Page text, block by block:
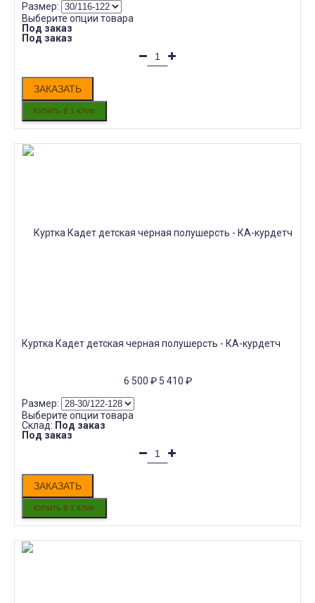
Размер:
Выберите опции товара
Под заказ
Под заказ
ЗАКАЗАТЬ
Куртка Кадет детская черная полушерсть - КА-курдетч
6 500 ₽ 5 410 ₽
Размер:
Выберите опции товара
Склад: Под заказ
Под заказ
ЗАКАЗАТЬ